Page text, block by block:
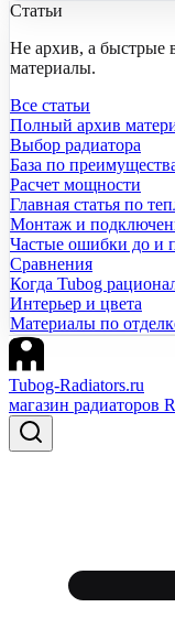
Статьи
Не архив, а быстрые
материалы.
Все статьи
Полный архив
Выбор радиатора
База по
Расчет мощности
Главная статья по
Монтаж и
Частые ошибки до и
Сравнения
Когда Tubog
Интерьер и цвета
Материалы по
Tubog-Radiators.ru
магазин радиаторов